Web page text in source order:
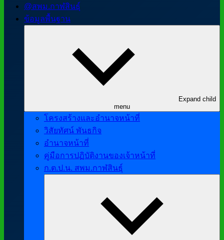
@สพม.กาฬสินธุ์
ข้อมูลพื้นฐาน
Expand child
menu
โครงสร้างและอำนาจหน้าที่
วิสัยทัศน์ พันธกิจ
อำนาจหน้าที่
คู่มือการปฏิบัติงานของเจ้าหน้าที่
ก.ต.ป.น. สพม.กาฬสินธุ์